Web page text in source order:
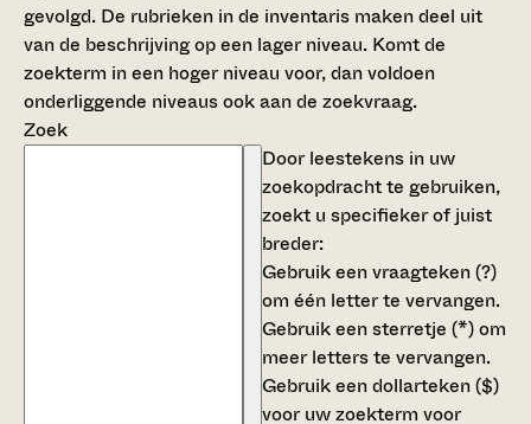
gevolgd. De rubrieken in de inventaris maken deel uit
van de beschrijving op een lager niveau. Komt de
zoekterm in een hoger niveau voor, dan voldoen
onderliggende niveaus ook aan de zoekvraag.
Zoek
Door leestekens in uw
zoekopdracht te gebruiken,
zoekt u specifieker of juist
breder:
Gebruik eenvraagteken (?)
om één letter te vervangen.
Gebruik eensterretje (*)om
meer letters te vervangen.
Gebruik eendollarteken ($)
voor uw zoekterm voor